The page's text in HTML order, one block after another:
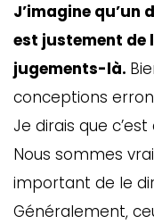
J’imagine qu’un
est justement de
jugements-là.
conceptions
Je dirais que
Nous sommes
important de le
Généralement,